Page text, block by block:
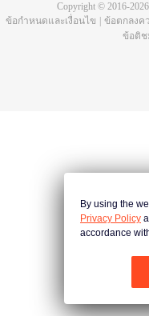
การลอบสังหารที่ไม่อาจคาดเดานี้
Copyright © 2016-2026
ข้อกำหนดและเงื่อนไข
ข้อตกลงค
ข้อติช
By using the
Privacy Policy
accordance